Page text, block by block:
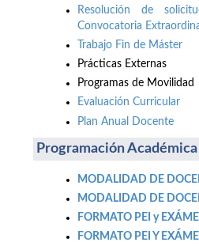
Resolución de
Convocatoria
Trabajo Fin de Máster
Prácticas Externas
Programas de Movilidad
Evaluación Curricular
Plan Anual Docente
Programación
MODALIDAD DE
MODALIDAD DE
FORMATO PEI y
FORMATO PEI Y